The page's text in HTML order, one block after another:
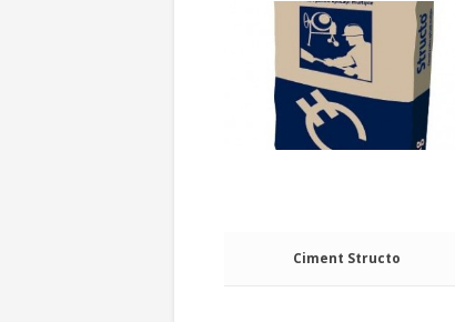
Ciment Structo